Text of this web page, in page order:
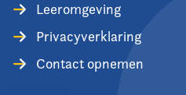
Leeromgeving
Privacyverklaring
Contact opnemen